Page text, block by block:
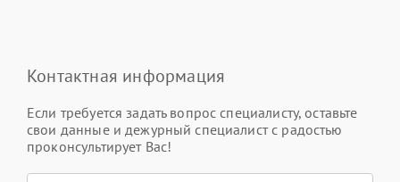
Контактная информация
Если требуется задать вопрос специалисту, оставьте
свои данные и дежурный специалист с радостью
проконсультирует Вас!